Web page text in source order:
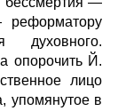
реформатору
духовного.
опорочить Й.
лицо
упомянутое в